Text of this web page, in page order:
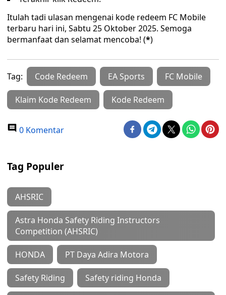
Itulah tadi ulasan mengenai kode redeem FC Mobile
terbaru hari ini, Sabtu 25 Oktober 2025. Semoga
bermanfaat dan selamat mencoba! (*)
Tag: Code Redeem EA Sports FC Mobile
Klaim Kode Redeem Kode Redeem
0 Komentar
Tag Populer
AHSRIC
Astra Honda Safety Riding Instructors
Competition (AHSRIC)
HONDA PT Daya Adira Motora
Safety Riding Safety riding Honda